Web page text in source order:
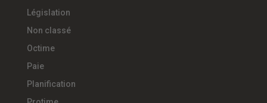
Législation
Non classé
Octime
Paie
Planification